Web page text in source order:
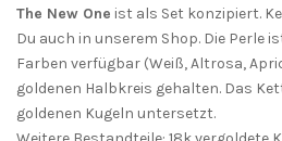
The New One ist als Set konzipiert.
Du auch in unserem Shop. Die Perle
Farben verfügbar (Weiß, Altrosa,
goldenen Halbkreis gehalten. Das
goldenen Kugeln untersetzt.